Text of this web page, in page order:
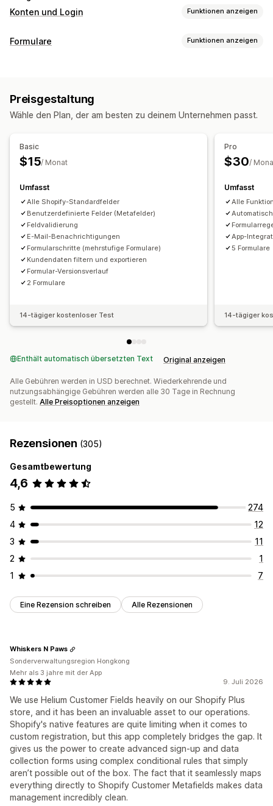
Konten und Login Funktionen anzeigen
Kunden-Logins
Kundenportal
Profile
Registrierungsformulare
Benutzerdefinierte Felder
Anfragen genehmigen
Formulare Funktionen anzeigen
Datei-Upload Mehrstufig
Großhandel
Drag-&-Drop-Editor
E-Mail-Vorlagen
Bedingte Logik
Datenmanagement
E-Mail-Antworten
Datenexport
Dashboard Formulargrenzen
Status-Tracking Verlauf Analysen
Preisgestaltung
Wähle den Plan, der am besten zu deinem Unternehmen passt.
Basic
$15/ Monat
Umfasst
Alle Shopify-Standardfelder
Benutzerdefinierte Felder (Metafelder)
Feldvalidierung
E-Mail-Benachrichtigungen
Formularschritte (mehrstufige Formulare)
Kundendaten filtern und exportieren
Formular-Versionsverlauf
2 Formulare
14-tägiger kostenloser Test
Pro
$30/
Umfasst
Alle
App-
5 Formulare
14-tägiger
Enthält automatisch übersetzten Text Original anzeigen
Alle Gebühren werden in USD berechnet. Wiederkehrende und
nutzungsabhängige Gebühren werden alle 30 Tage in Rechnung
gestellt. Alle Preisoptionen anzeigen
Rezensionen (305)
Gesamtbewertung
4,6
5
274
4
12
3
11
2
1
1
7
Eine Rezension schreiben Alle Rezensionen
9. Juli 2026
We use Helium Customer Fields heavily on our Shopify Plus
store, and it has been an invaluable asset to our operations.
Shopify's native features are quite limiting when it comes to
custom registration, but this app completely bridges the gap. It
gives us the power to create advanced sign-up and data
collection forms using complex conditional rules that simply
aren’t possible out of the box. The fact that it seamlessly maps
everything directly to Shopify Customer Metafields makes data
management incredibly clean.
Whiskers N Paws
Sonderverwaltungsregion Hongkong
Mehr als 3 jahre mit der App